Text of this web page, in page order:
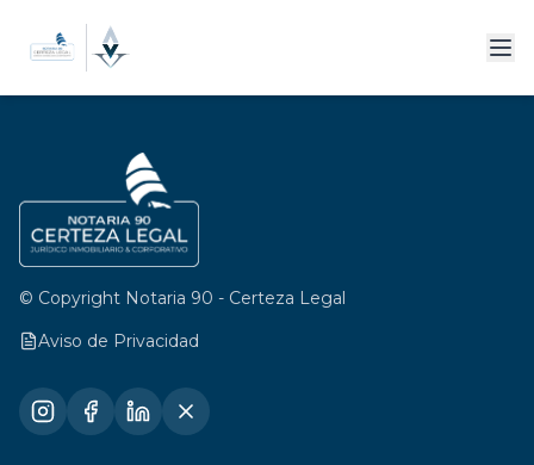
© Copyright Notaria 90 - Certeza Legal
Aviso de Privacidad